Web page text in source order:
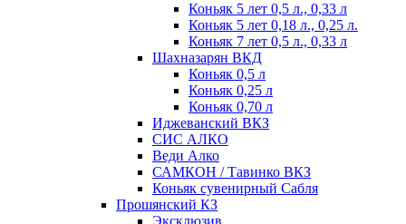
Коньяк 5 лет 0,5 л., 0,33 л
Коньяк 5 лет 0,18 л., 0,25 л.
Коньяк 7 лет 0,5 л., 0,33 л
Шахназарян ВКД
Коньяк 0,5 л
Коньяк 0,25 л
Коньяк 0,70 л
Иджеванский ВКЗ
СИС АЛКО
Веди Алко
САМКОН / Тавинко ВКЗ
Коньяк сувенирный Сабля
Прошянский КЗ
Эксклюзив